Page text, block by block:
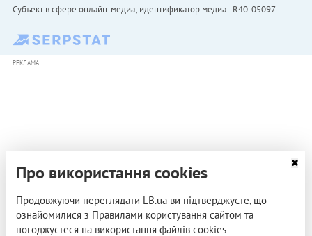
Субъект в сфере онлайн-медиа; идентификатор медиа - R40-05097
РЕКЛАМА
Про використання cookies
Продовжуючи переглядати LB.ua ви підтверджуєте, що
ознайомилися з Правилами користування сайтом та
погоджуєтеся на використання файлів cookies